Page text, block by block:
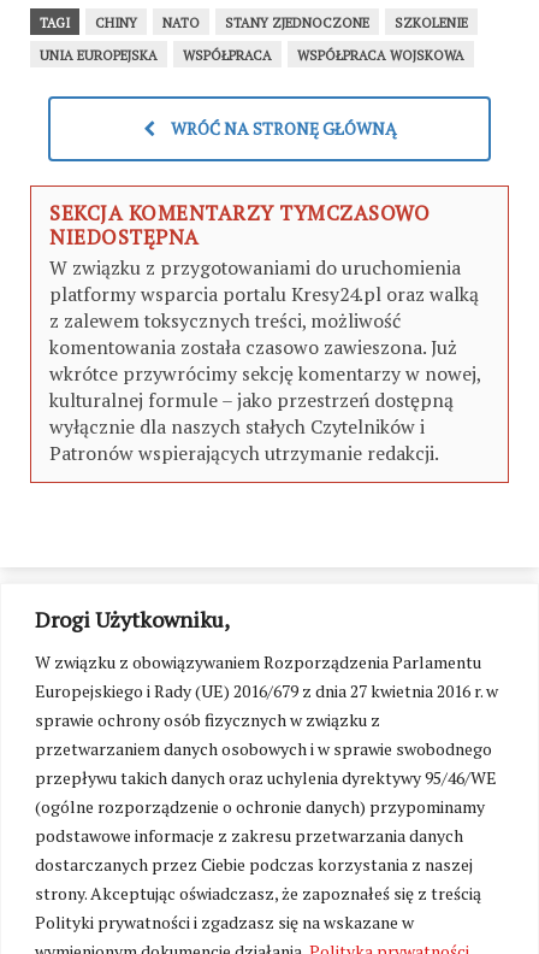
Drogi Użytkowniku,
W związku z obowiązywaniem Rozporządzenia Parlamentu
Europejskiego i Rady (UE) 2016/679 z dnia 27 kwietnia 2016 r. w
sprawie ochrony osób fizycznych w związku z
przetwarzaniem danych osobowych i w sprawie swobodnego
przepływu takich danych oraz uchylenia dyrektywy 95/46/WE
(ogólne rozporządzenie o ochronie danych) przypominamy
podstawowe informacje z zakresu przetwarzania danych
dostarczanych przez Ciebie podczas korzystania z naszej
strony. Akceptując oświadczasz, że zapoznałeś się z treścią
Polityki prywatności i zgadzasz się na wskazane w
TAGI CHINY NATO STANY ZJEDNOCZONE
SZKOLENIE
UNIA EUROPEJSKA
WSPÓŁPRACA WSPÓŁPRACA WOJSKOWA
WRÓĆ NA STRONĘ GŁÓWNĄ
SEKCJA KOMENTARZY TYMCZASOWO
NIEDOSTĘPNA
W związku z przygotowaniami do uruchomienia
platformy wsparcia portalu Kresy24.pl oraz walką
z zalewem toksycznych treści, możliwość
komentowania została czasowo zawieszona. Już
wkrótce przywrócimy sekcję komentarzy w nowej,
kulturalnej formule – jako przestrzeń dostępną
wyłącznie dla naszych stałych Czytelników i
Patronów wspierających utrzymanie redakcji.
Zmień ustawienia cookies